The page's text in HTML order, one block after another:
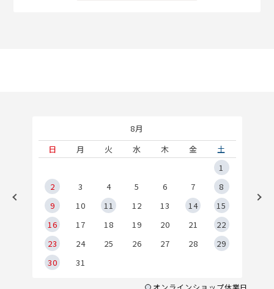
8月
日
月 火 水 木 金
土
1
2
3 4 5 6 7
8
9
10 11 12 13 14
15
16
17 18 19 20 21
22
23
24 25 26 27 28
29
30
31
オンラインショップ休業日